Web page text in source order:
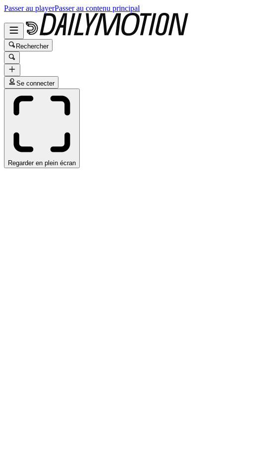
Passer au playerPasser au contenu principal
Rechercher
Se connecter
Regarder en plein écran